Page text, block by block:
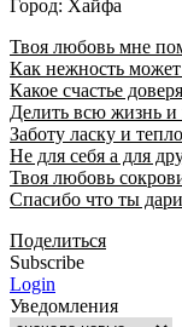
Город: Хайфа
Твоя любовь мне
Как нежность может
Какое счастье
Делить всю жизнь
Заботу ласку и
Не для себя а для
Твоя любовь
Спасибо что ты
Поделиться
Subscribe
Login
Уведомления